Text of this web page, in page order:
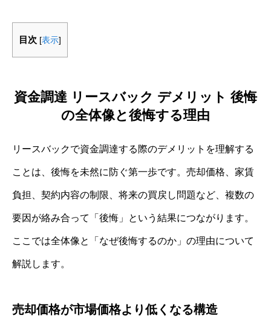
目次 [表示]
資金調達 リースバック デメリット 後悔
の全体像と後悔する理由
リースバックで資金調達する際のデメリットを理解する
ことは、後悔を未然に防ぐ第一歩です。売却価格、家賃
負担、契約内容の制限、将来の買戻し問題など、複数の
要因が絡み合って「後悔」という結果につながります。
ここでは全体像と「なぜ後悔するのか」の理由について
解説します。
売却価格が市場価格より低くなる構造